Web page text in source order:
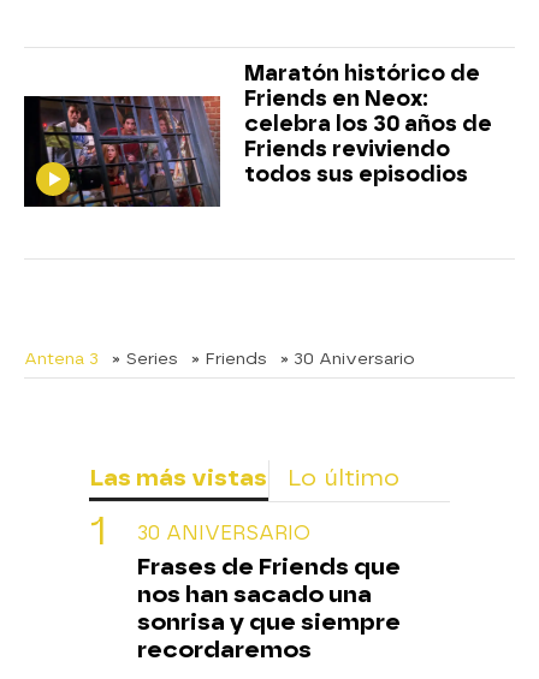
Maratón histórico de
Friends en Neox:
celebra los 30 años de
Friends reviviendo
todos sus episodios
Antena 3 » Series » Friends » 30 Aniversario
Las más vistas Lo último
30 ANIVERSARIO
Frases de Friends que
nos han sacado una
sonrisa y que siempre
recordaremos